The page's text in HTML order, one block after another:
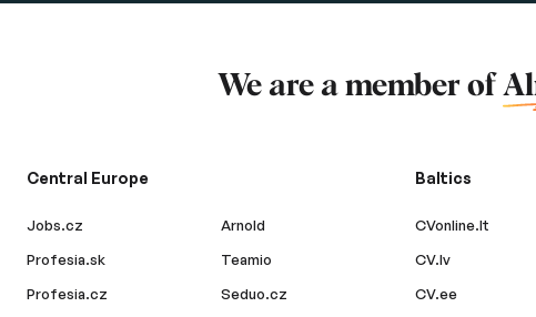
We are a member of
Central Europe
Jobs.cz
Profesia.sk
Profesia.cz
Arnold
Teamio
Seduo.cz
Baltics
CVonline.lt
CV.lv
CV.ee